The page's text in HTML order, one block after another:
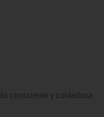
consciente y cuidadosa